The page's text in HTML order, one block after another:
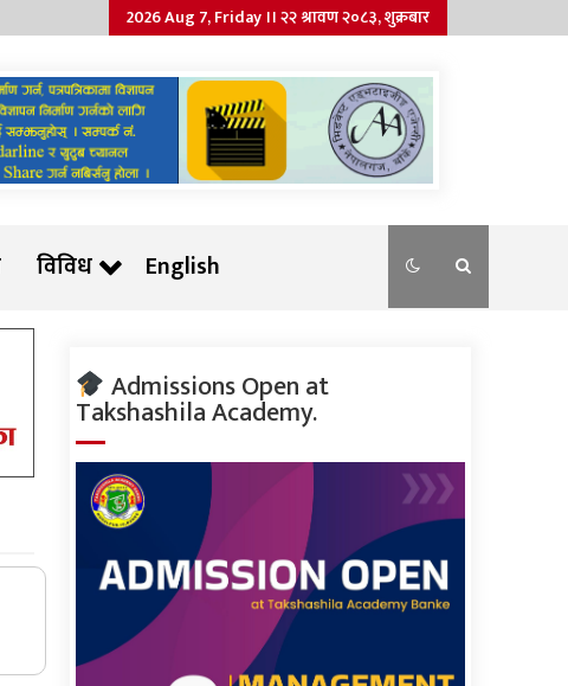
2026 Aug 7, Friday ।। २२ श्रावण २०८३, शुक्रबार
विविध English
Admissions Open at
Takshashila Academy.